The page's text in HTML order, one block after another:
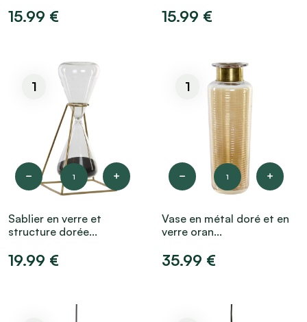
15.99 € 15.99 €
1
1
Sablier en verre et
structure dorée...
19.99 €
1
1
Vase en métal doré et en
verre oran...
35.99 €